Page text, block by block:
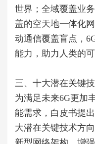
世界；全域覆盖业
盖的空天地一体化
动通信覆盖盲点，
能力，助力人类的可
三、十大潜在关键
为满足未来6G更加
能需求，白皮书提
大潜在关键技术方